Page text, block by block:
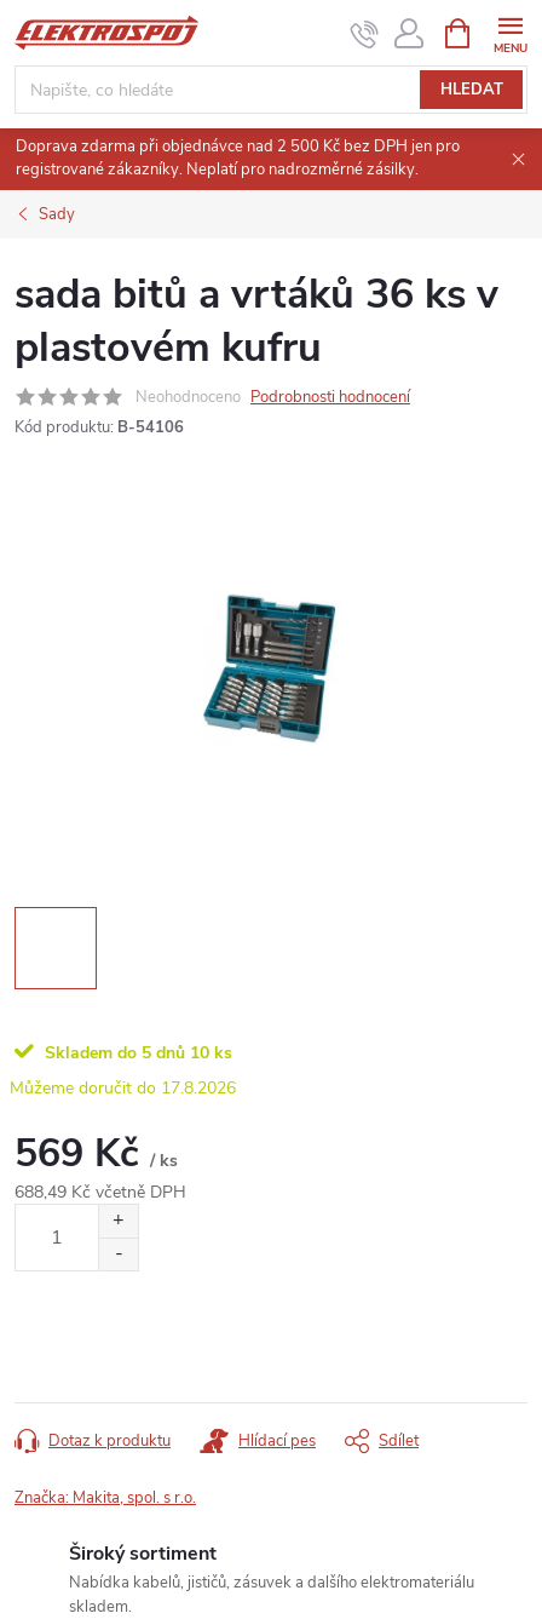
Přejít
na
obsah
HLEDAT
NÁKUPNÍ
KOŠÍK
Doprava zdarma při objednávce nad 2 500 Kč bez DPH jen pro
registrované zákazníky. Neplatí pro nadrozměrné zásilky.
Sady
sada bitů a vrtáků 36 ks v
plastovém kufru
Neohodnoceno Podrobnosti hodnocení
Kód produktu: B-54106
Skladem do 5 dnů 10 ks
17.8.2026
569 Kč / ks
688,49 Kč včetně DPH
Dotaz k produktu Hlídací pes Sdílet
Značka: Makita, spol. s r.o.
Široký sortiment
Nabídka kabelů, jističů, zásuvek a dalšího elektromateriálu
skladem.